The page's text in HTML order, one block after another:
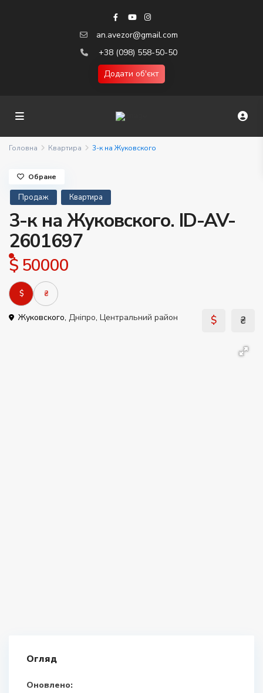
an.avezor@gmail.com
+38 (098) 558-50-50
Додати об'єкт
Головна Квартира 3-к на Жуковского
Продаж Квартира
3-к на Жуковского. ID-AV-
2601697
$ 50000
$ ₴
Жуковского, Дніпро, Центральний район
Обране
Огляд
Оновлено:
$ ₴